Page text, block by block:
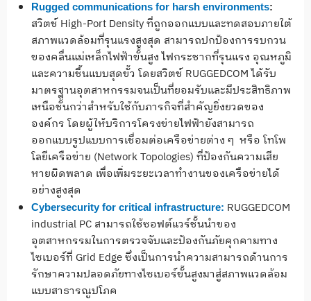
Rugged communications for harsh environments:
สวิตช์ High-Port Density ที่ถูกออกแบบและทดสอบภายใต้
สภาพแวดล้อมที่รุนแรงสูงสุด สามารถปกป้องการรบกวน
ของคลื่นแม่เหล็กไฟฟ้าขั้นสูง ไฟกระชากที่รุนแรง อุณหภูมิ
และความชื้นแบบสุดขั้ว โดยสวิตช์ RUGGEDCOM ได้รับ
มาตรฐานอุตสาหกรรมจนเป็นที่ยอมรับและมีประสิทธิภาพ
เหนือชั้นกว่าสำหรับใช้กับภารกิจที่สำคัญยิ่งยวดของ
องค์กร โดยผู้ให้บริการโครงข่ายไฟฟ้ายังสามารถ
ออกแบบรูปแบบการเชื่อมต่อเครือข่ายต่าง ๆ หรือ โทโพ
โลยีเครือข่าย (Network Topologies) ที่ป้องกันความเสีย
หายผิดพลาด เพื่อเพิ่มระยะเวลาทำงานของเครือข่ายได้
อย่างสูงสุด
Cybersecurity for critical infrastructure: RUGGEDCOM
industrial PC สามารถใช้ซอฟต์แวร์ชั้นนำของ
อุตสาหกรรมในการตรวจจับและป้องกันภัยคุกคามทาง
ไซเบอร์ที่ Grid Edge ซึ่งเป็นการนำความสามารถด้านการ
รักษาความปลอดภัยทางไซเบอร์ขั้นสูงมาสู่สภาพแวดล้อม
แบบสาธารณูปโภค